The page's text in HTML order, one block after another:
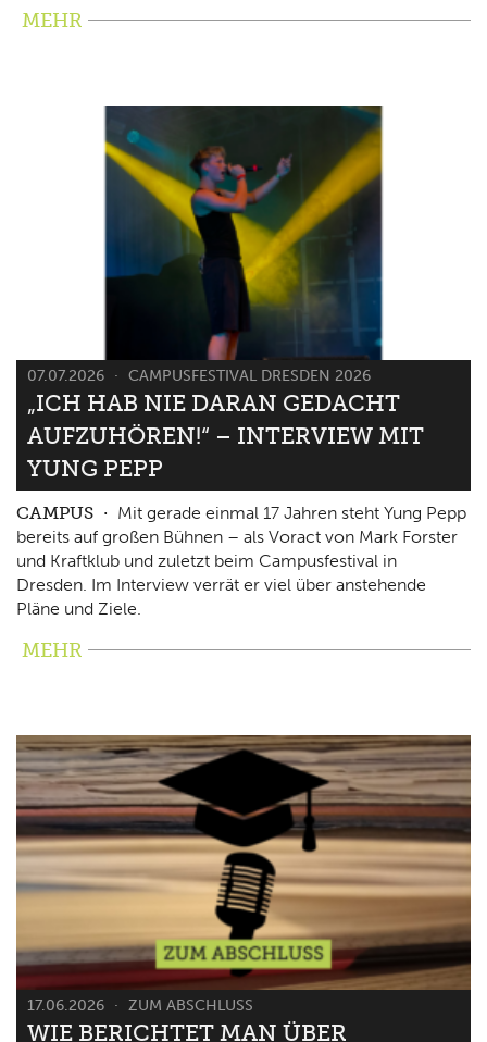
MEHR
07.07.2026 CAMPUSFESTIVAL DRESDEN 2026
„ICH HAB NIE DARAN GEDACHT
AUFZUHÖREN!“ – INTERVIEW MIT
YUNG PEPP
CAMPUS
Mit gerade einmal 17 Jahren steht Yung Pepp
bereits auf großen Bühnen – als Voract von Mark Forster
und Kraftklub und zuletzt beim Campusfestival in
Dresden. Im Interview verrät er viel über anstehende
Pläne und Ziele.
MEHR
17.06.2026 ZUM ABSCHLUSS
WIE BERICHTET MAN ÜBER